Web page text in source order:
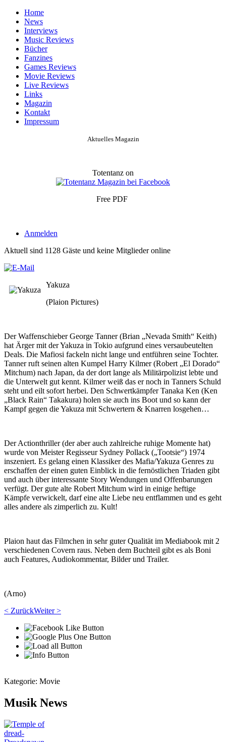
Home
News
Interviews
Music Reviews
Bücher
Fanzines
Games Reviews
Movie Reviews
Live Reviews
Links
Magazin
Kontakt
Impressum
Aktuelles Magazin
Totentanz on
Free PDF
Anmelden
Aktuell sind 1128 Gäste und keine Mitglieder online
Yakuza
(Plaion Pictures)
Der Waffenschieber George Tanner (Brian „Nevada Smith“ Keith)
hat Ärger mit der Yakuza in Tokio aufgrund eines versaubeutelten
Deals. Die Mafiosi fackeln nicht lange und entführen seine Tochter.
Tanner ruft seinen alten Kumpel Harry Kilmer (Robert „El Dorado“
Mitchum) nach Japan, da der dort lange als Militärpolizist lebte und
die Unterwelt gut kennt. Kilmer weiß das er noch in Tanners Schuld
steht und eilt sofort herbei. Den Schwertkämpfer Tanaka Ken (Ken
„Black Rain“ Takakura) holen sie auch ins Boot und so kann der
Kampf gegen die Yakuza mit Schwertern & Knarren losgehen…
Der Actionthriller (der aber auch zahlreiche ruhige Momente hat)
wurde von Meister Regisseur Sydney Pollack („Tootsie“) 1974
inszeniert. Es gelang einen Klassiker des Mafia/Yakuza Genres zu
erschaffen der einen guten Einblick in die fernöstlichen Triaden gibt
und auch über interessante Story Wendungen und Offenbarungen
verfügt. Der gute alte Robert Mitchum wird in einige heftige
Kämpfe verwickelt, darf eine alte Liebe neu entflammen und es geht
alles andere als zimperlich zu. Kult!
Plaion haut das Filmchen in sehr guter Qualität im Mediabook mit 2
verschiedenen Covern raus. Neben dem Buchteil gibt es als Boni
auch Features, Audiokommentar, Bilder und Trailer.
(Arno)
< ZurückWeiter >
Kategorie: Movie
Musik News